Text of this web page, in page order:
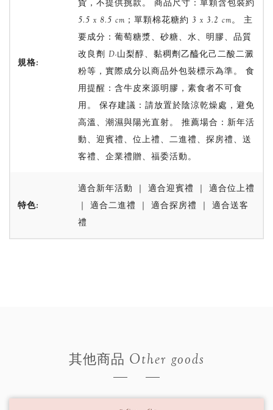
規格:
貨，不提供挑款。 商品尺寸：單顆含包裝約
5.5 x 8.5 cm；單顆棉花糖約 3 x 3.2 cm。 主
要成分：葡萄糖漿、砂糖、水、明膠、品質
改良劑 D-山梨醇、黏稠劑乙醯化己二酸二澱
粉等，實際成分以商品外包裝標示為準。 食
用提醒：含牛皮來源明膠，素食者不可食
用。 保存建議：請放置於陰涼乾燥處，避免
高溫、潮濕與陽光直射。 推薦場合：新年活
動、迎賓禮、位上禮、二進禮、探房禮、送
客禮、企業禮贈、福委活動。
特色:
適合新年活動 ｜ 適合迎賓禮 ｜ 適合位上禮
｜ 適合二進禮 ｜ 適合探房禮 ｜ 適合送客
禮
其他商品 Other goods